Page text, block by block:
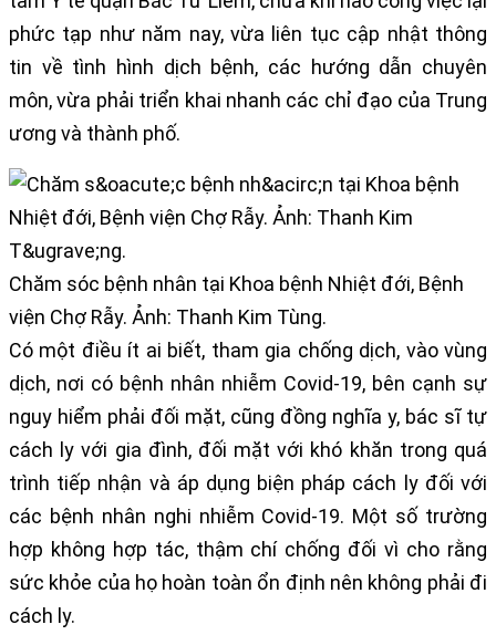
phức tạp như năm nay, vừa liên tục cập nhật thông
tin về tình hình dịch bệnh, các hướng dẫn chuyên
môn, vừa phải triển khai nhanh các chỉ đạo của Trung
ương và thành phố.
Chăm sóc bệnh nhân tại Khoa bệnh Nhiệt đới, Bệnh
viện Chợ Rẫy. Ảnh: Thanh Kim Tùng.
Có một điều ít ai biết, tham gia chống dịch, vào vùng
dịch, nơi có bệnh nhân nhiễm Covid-19, bên cạnh sự
nguy hiểm phải đối mặt, cũng đồng nghĩa y, bác sĩ tự
cách ly với gia đình, đối mặt với khó khăn trong quá
trình tiếp nhận và áp dụng biện pháp cách ly đối với
các bệnh nhân nghi nhiễm Covid-19. Một số trường
hợp không hợp tác, thậm chí chống đối vì cho rằng
sức khỏe của họ hoàn toàn ổn định nên không phải đi
cách ly.